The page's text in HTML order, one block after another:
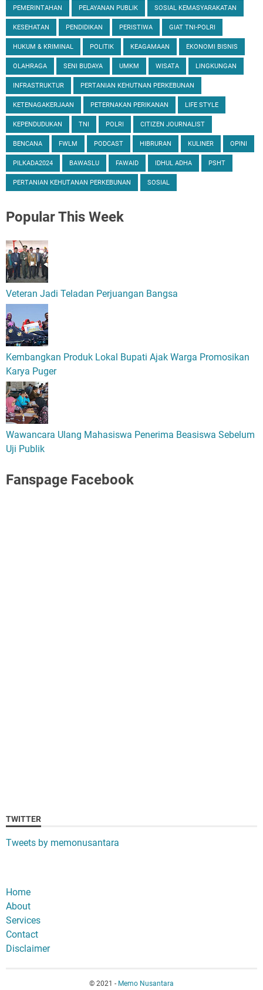
PEMERINTAHAN PELAYANAN PUBLIK SOSIAL KEMASYARAKATAN
KESEHATAN PENDIDIKAN PERISTIWA GIAT TNI-POLRI
HUKUM & KRIMINAL POLITIK KEAGAMAAN EKONOMI BISNIS
OLAHRAGA SENI BUDAYA UMKM WISATA LINGKUNGAN
INFRASTRUKTUR PERTANIAN KEHUTNAN PERKEBUNAN
KETENAGAKERJAAN PETERNAKAN PERIKANAN LIFE STYLE
KEPENDUDUKAN TNI POLRI CITIZEN JOURNALIST
BENCANA FWLM PODCAST HIBRURAN KULINER OPINI
PILKADA2024 BAWASLU FAWAID IDHUL ADHA PSHT
PERTANIAN KEHUTANAN PERKEBUNAN SOSIAL
PopularThis Week
Veteran Jadi Teladan Perjuangan Bangsa
Kembangkan Produk Lokal Bupati Ajak Warga Promosikan
Karya Puger
Wawancara Ulang Mahasiswa Penerima Beasiswa Sebelum
Uji Publik
Fanspage Facebook
TWITTER
Tweets by memonusantara
Home
About
Services
Contact
Disclaimer
© 2021 - Memo Nusantara